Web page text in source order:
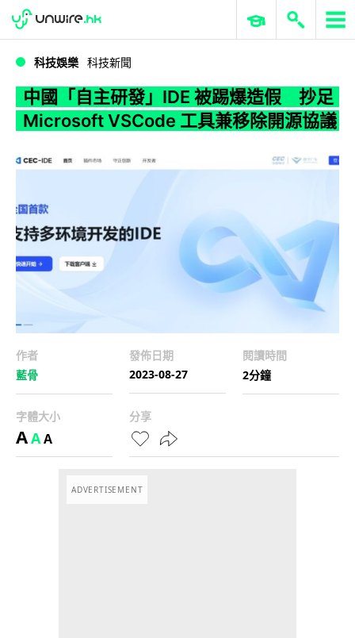
WWDC 2026 ERP 與商業 AI
科技娛樂 科技新聞
中國「自主研發」IDE 被踢爆造假 抄足
Microsoft VSCode 工具兼移除開源協議
作者
藍骨
發佈日期
2023-08-27
閱讀時間
2分鐘
字體大小
AAA
分享
ADVERTISEMENT